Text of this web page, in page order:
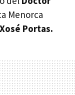
Menorca
Portas.